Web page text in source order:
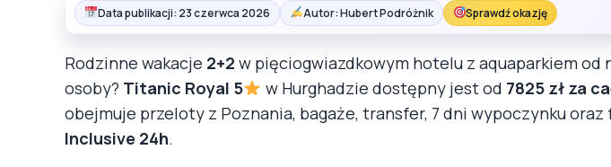
Data publikacji: 23 czerwca 2026 Autor: Hubert Podróżnik Sprawdź okazję
Rodzinne wakacje 2+2 w pięciogwiazdkowym hotelu z aquaparkiem od
osoby? Titanic Royal 5 w Hurghadzie dostępny jest od 7825 zł za
obejmuje przeloty z Poznania, bagaże, transfer, 7 dni wypoczynku oraz
Inclusive 24h.